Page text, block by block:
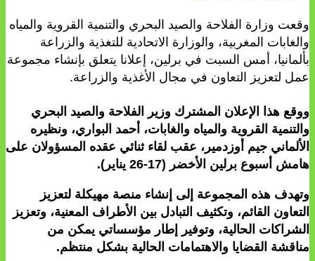
وقعت وزارة الفلاحة والصيد البحري والتنمية القروية والمياه
والغابات المغربية، والوزارة الاتحادية للتغذية والزراعة
بألمانيا، أمس السبت في برلين، إعلانا يتعلق بإنشاء مجموعة
عمل لتعزيز التعاون في مجال الأغذية والزراعة.
ووقع هذا الإعلان المشترك وزير الفلاحة والصيد البحري
والتنمية القروية والمياه والغابات، أحمد البواري، ونظيره
الألماني جيم أوزدمير، عقب لقاء ثنائي عقده المسؤولان على
هامش أسبوع برلين الأخضر (17-26 يناير).
وتهدف هذه المجموعة إلى إنشاء منصة مهيكلة لتعزيز
التعاون القائم، وتكثيف التبادل بين الأطراف المعنية، وتعزيز
الشراكات الحالية، وتوفير إطار مؤسساتي يمكن من
مناقشة القضايا والاهتمامات الحالية بشكل منتظم.